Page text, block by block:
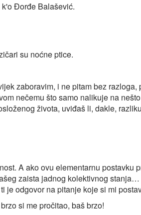
Đorđe Balašević.
su noćne ptice.
zaboravim, i ne pitam bez razloga,
nečemu što samo nalikuje na
života, uviđaš li, dakle,
A ako ovu elementarnu postavku
zaista jadnog kolektivnog
je odgovor na pitanje koje si mi
si me pročitao, baš brzo!